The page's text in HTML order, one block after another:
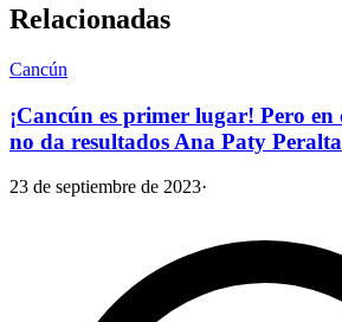
Relacionadas
Cancún
¡Cancún es primer lugar! Pero en
no da resultados Ana Paty Peralta
23 de septiembre de 2023·